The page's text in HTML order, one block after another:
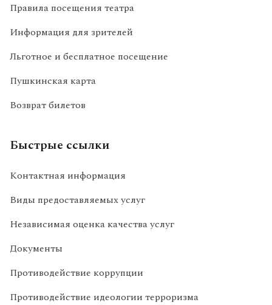
Правила посещения театра
Информация для зрителей
Льготное и бесплатное посещение
Пушкинская карта
Возврат билетов
Быстрые ссылки
Контактная информация
Виды предоставляемых услуг
Независимая оценка качества услуг
Документы
Противодействие коррупции
Противодействие идеологии терроризма